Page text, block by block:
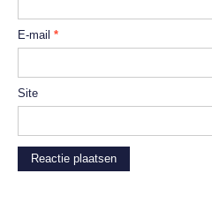
E-mail *
Site